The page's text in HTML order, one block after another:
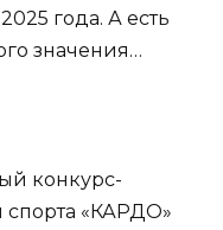
года. А есть
значения…
конкурс-
«КАРДО»